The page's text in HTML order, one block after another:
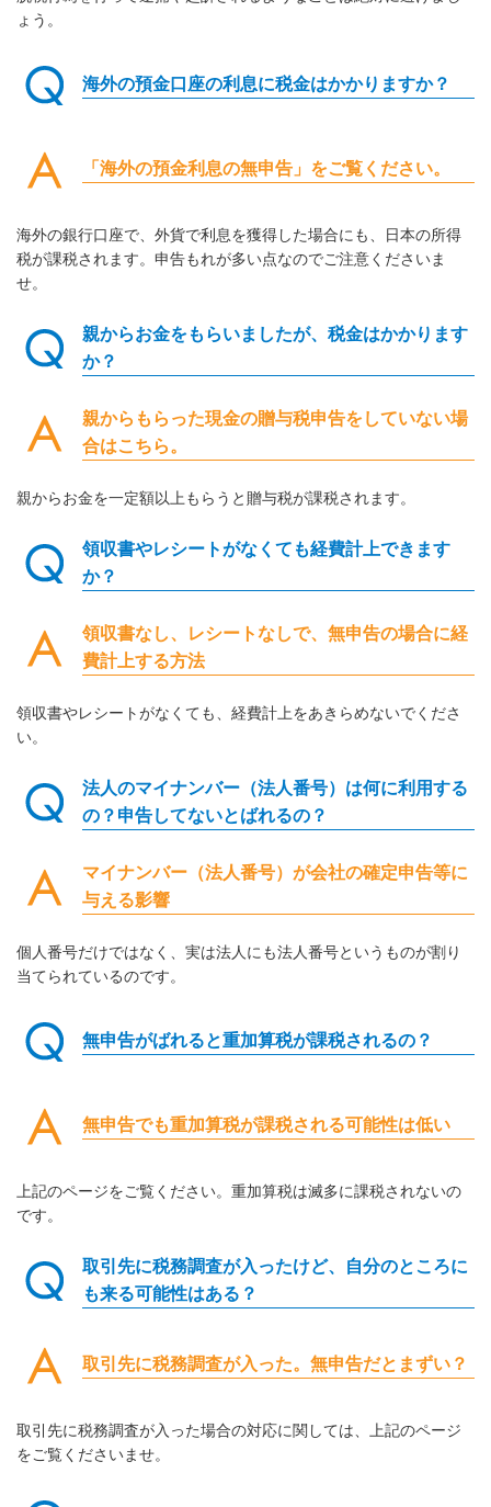
ょう。
海外の預金口座の利息に税金はかかりますか？
「海外の預金利息の無申告」をご覧ください。
海外の銀行口座で、外貨で利息を獲得した場合にも、日本の所得
税が課税されます。申告もれが多い点なのでご注意くださいま
せ。
親からお金をもらいましたが、税金はかかります
か？
親からもらった現金の贈与税申告をしていない場
合はこちら。
親からお金を一定額以上もらうと贈与税が課税されます。
領収書やレシートがなくても経費計上できます
か？
領収書なし、レシートなしで、無申告の場合に経
費計上する方法
領収書やレシートがなくても、経費計上をあきらめないでくださ
い。
法人のマイナンバー（法人番号）は何に利用する
の？申告してないとばれるの？
マイナンバー（法人番号）が会社の確定申告等に
与える影響
個人番号だけではなく、実は法人にも法人番号というものが割り
当てられているのです。
無申告がばれると重加算税が課税されるの？
無申告でも重加算税が課税される可能性は低い
上記のページをご覧ください。重加算税は滅多に課税されないの
です。
取引先に税務調査が入ったけど、自分のところに
も来る可能性はある？
取引先に税務調査が入った。無申告だとまずい？
取引先に税務調査が入った場合の対応に関しては、上記のページ
をご覧くださいませ。